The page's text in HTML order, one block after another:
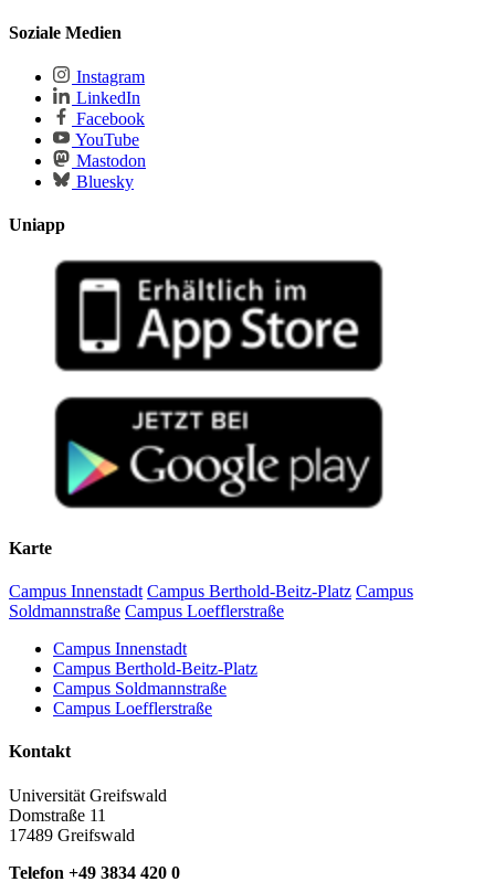
Soziale Medien
Instagram
LinkedIn
Facebook
YouTube
Mastodon
Bluesky
Uniapp
Karte
Campus Innenstadt Campus Berthold-Beitz-Platz Campus
Soldmannstraße Campus Loefflerstraße
Campus Innenstadt
Campus Berthold-Beitz-Platz
Campus Soldmannstraße
Campus Loefflerstraße
Kontakt
Universität Greifswald
Domstraße 11
17489 Greifswald
Telefon +49 3834 420 0